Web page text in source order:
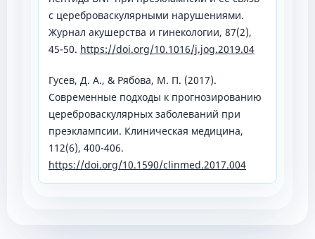
с цереброваскулярными нарушениями.
Журнал акушерства и гинекологии, 87(2),
45-50. https://doi.org/10.1016/j.jog.2019.04
Гусев, Д. А., & Рябова, М. П. (2017).
Современные подходы к прогнозированию
цереброваскулярных заболеваний при
преэклампсии. Клиническая медицина,
112(6), 400-406.
https://doi.org/10.1590/clinmed.2017.004